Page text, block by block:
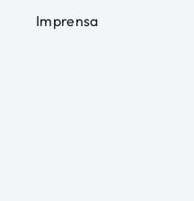
Imprensa